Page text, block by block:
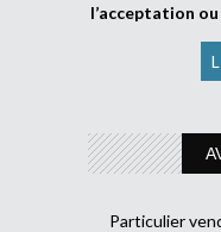
l’acceptation
Particulier